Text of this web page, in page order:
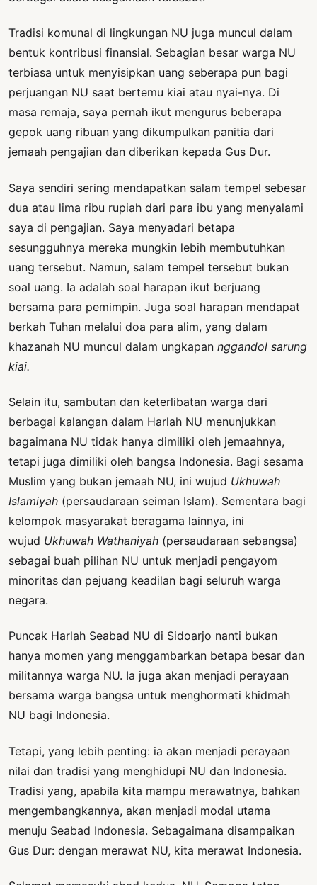
Tradisi komunal di lingkungan NU juga muncul dalam
bentuk kontribusi finansial. Sebagian besar warga NU
terbiasa untuk menyisipkan uang seberapa pun bagi
perjuangan NU saat bertemu kiai atau nyai-nya. Di
masa remaja, saya pernah ikut mengurus beberapa
gepok uang ribuan yang dikumpulkan panitia dari
jemaah pengajian dan diberikan kepada Gus Dur.
Saya sendiri sering mendapatkan salam tempel sebesar
dua atau lima ribu rupiah dari para ibu yang menyalami
saya di pengajian. Saya menyadari betapa
sesungguhnya mereka mungkin lebih membutuhkan
uang tersebut. Namun, salam tempel tersebut bukan
soal uang. Ia adalah soal harapan ikut berjuang
bersama para pemimpin. Juga soal harapan mendapat
berkah Tuhan melalui doa para alim, yang dalam
khazanah NU muncul dalam ungkapan nggandol sarung
kiai.
Selain itu, sambutan dan keterlibatan warga dari
berbagai kalangan dalam Harlah NU menunjukkan
bagaimana NU tidak hanya dimiliki oleh jemaahnya,
tetapi juga dimiliki oleh bangsa Indonesia. Bagi sesama
Muslim yang bukan jemaah NU, ini wujud Ukhuwah
Islamiyah (persaudaraan seiman Islam). Sementara bagi
kelompok masyarakat beragama lainnya, ini
wujud Ukhuwah Wathaniyah (persaudaraan sebangsa)
sebagai buah pilihan NU untuk menjadi pengayom
minoritas dan pejuang keadilan bagi seluruh warga
negara.
Puncak Harlah Seabad NU di Sidoarjo nanti bukan
hanya momen yang menggambarkan betapa besar dan
militannya warga NU. Ia juga akan menjadi perayaan
bersama warga bangsa untuk menghormati khidmah
NU bagi Indonesia.
Tetapi, yang lebih penting: ia akan menjadi perayaan
nilai dan tradisi yang menghidupi NU dan Indonesia.
Tradisi yang, apabila kita mampu merawatnya, bahkan
mengembangkannya, akan menjadi modal utama
menuju Seabad Indonesia. Sebagaimana disampaikan
Gus Dur: dengan merawat NU, kita merawat Indonesia.